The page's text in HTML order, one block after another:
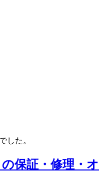
した。
保証・修理・オ